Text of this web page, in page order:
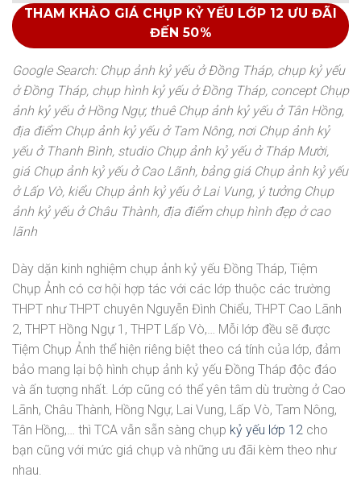
THAM KHẢO GIÁ CHỤP KỶ YẾU LỚP 12 ƯU ĐÃI
ĐẾN 50%
Google Search: Chụp ảnh kỷ yếu ở Đồng Tháp, chụp kỷ yếu
ở Đồng Tháp, chụp hình kỷ yếu ở Đồng Tháp, concept Chụp
ảnh kỷ yếu ở Hồng Ngự, thuê Chụp ảnh kỷ yếu ở Tân Hồng,
địa điểm Chụp ảnh kỷ yếu ở Tam Nông, nơi Chụp ảnh kỷ
yếu ở Thanh Bình, studio Chụp ảnh kỷ yếu ở Tháp Mười,
giá Chụp ảnh kỷ yếu ở Cao Lãnh, bảng giá Chụp ảnh kỷ yếu
ở Lấp Vò, kiểu Chụp ảnh kỷ yếu ở Lai Vung, ý tưởng Chụp
ảnh kỷ yếu ở Châu Thành, địa điểm chụp hình đẹp ở cao
lãnh
Dày dặn kinh nghiệm chụp ảnh kỷ yếu Đồng Tháp, Tiệm
Chụp Ảnh có cơ hội hợp tác với các lớp thuộc các trường
THPT như THPT chuyên Nguyễn Đình Chiểu, THPT Cao Lãnh
2, THPT Hồng Ngự 1, THPT Lấp Vò,… Mỗi lớp đều sẽ được
Tiệm Chụp Ảnh thể hiện riêng biệt theo cá tính của lớp, đảm
bảo mang lại bộ hình chụp ảnh kỷ yếu Đồng Tháp độc đáo
và ấn tượng nhất. Lớp cũng có thể yên tâm dù trường ở Cao
Lãnh, Châu Thành, Hồng Ngự, Lai Vung, Lấp Vò, Tam Nông,
Tân Hồng,… thì TCA vẫn sẵn sàng chụp kỷ yếu lớp 12 cho
bạn cũng với mức giá chụp và những ưu đãi kèm theo như
nhau.